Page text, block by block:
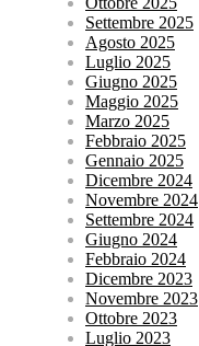
Settembre 2025
Agosto 2025
Luglio 2025
Giugno 2025
Maggio 2025
Marzo 2025
Febbraio 2025
Gennaio 2025
Dicembre 2024
Novembre 2024
Settembre 2024
Giugno 2024
Febbraio 2024
Dicembre 2023
Novembre 2023
Ottobre 2023
Luglio 2023